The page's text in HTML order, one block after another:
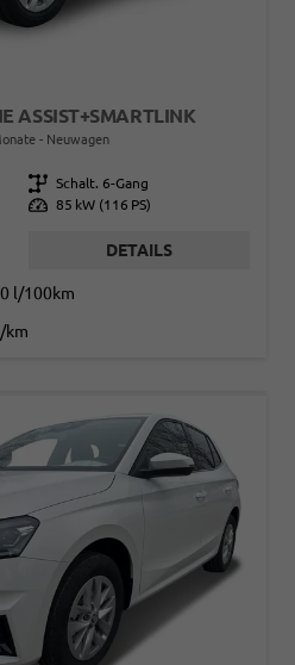
ASSIST+SMARTLINK
Neuwagen
Getriebe Schalt. 6-Gang
Leistung 85 kW (116 PS)
DETAILS
l/100km
km